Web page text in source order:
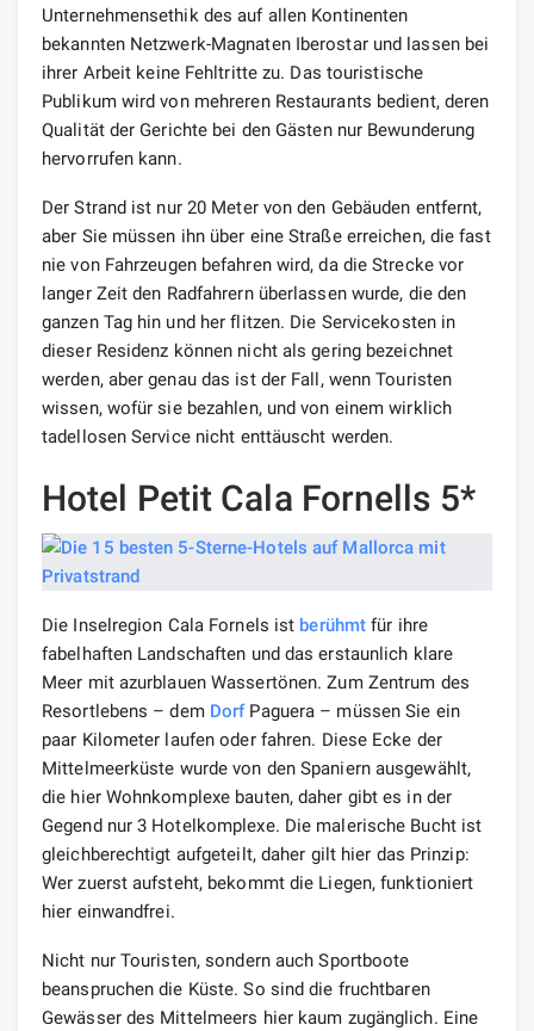
Unternehmensethik des auf allen Kontinenten
bekannten Netzwerk-Magnaten Iberostar und lassen bei
ihrer Arbeit keine Fehltritte zu. Das touristische
Publikum wird von mehreren Restaurants bedient, deren
Qualität der Gerichte bei den Gästen nur Bewunderung
hervorrufen kann.
Der Strand ist nur 20 Meter von den Gebäuden entfernt,
aber Sie müssen ihn über eine Straße erreichen, die fast
nie von Fahrzeugen befahren wird, da die Strecke vor
langer Zeit den Radfahrern überlassen wurde, die den
ganzen Tag hin und her flitzen. Die Servicekosten in
dieser Residenz können nicht als gering bezeichnet
werden, aber genau das ist der Fall, wenn Touristen
wissen, wofür sie bezahlen, und von einem wirklich
tadellosen Service nicht enttäuscht werden.
Hotel Petit Cala Fornells 5*
Die Inselregion Cala Fornels ist berühmt für ihre
fabelhaften Landschaften und das erstaunlich klare
Meer mit azurblauen Wassertönen. Zum Zentrum des
Resortlebens – dem DorfPaguera – müssen Sie ein
paar Kilometer laufen oder fahren. Diese Ecke der
Mittelmeerküste wurde von den Spaniern ausgewählt,
die hier Wohnkomplexe bauten, daher gibt es in der
Gegend nur 3 Hotelkomplexe. Die malerische Bucht ist
gleichberechtigt aufgeteilt, daher gilt hier das Prinzip:
Wer zuerst aufsteht, bekommt die Liegen, funktioniert
hier einwandfrei.
Nicht nur Touristen, sondern auch Sportboote
beanspruchen die Küste. So sind die fruchtbaren
Gewässer des Mittelmeers hier kaum zugänglich. Eine